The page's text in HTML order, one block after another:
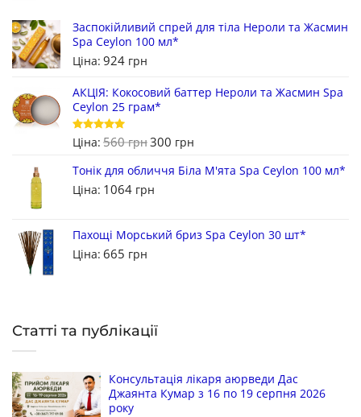
Заспокійливий спрей для тіла Нероли та Жасмин
Spa Ceylon 100 мл*
Ціна: 924 грн
АКЦІЯ: Кокосовий баттер Нероли та Жасмин Spa
Ceylon 25 грам*
Оцінено в
5з 5
Ціна: 560грн300 грн
Тонік для обличчя Біла М'ята Spa Ceylon 100 мл*
Ціна: 1064 грн
Пахощі Морський бриз Spa Ceylon 30 шт*
Ціна: 665 грн
Статті та публікації
Консультація лікаря аюрведи Дас
Джаянта Кумар з 16 по 19 серпня 2026
року